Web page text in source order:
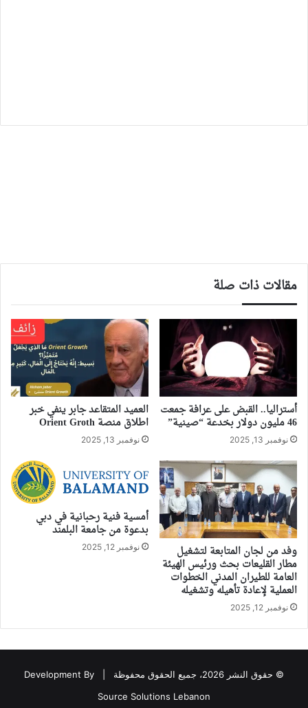
مقالات ذات صلة
أستراليا.. القبض على عرافة جمعت
46 مليون دولار بخدعة “صينية”
نوفمبر 13, 2025
العميد المتقاعد جابر ينفي خبر
اطلاق منصة Orient Groth
نوفمبر 13, 2025
وفد من لجان المتابعة لتشغيل
مطار القليعات بحث ورئيس الهيئة
العامة للطيران المدني الخطوات
العملية لإعادة تأهيله وتشغيله
نوفمبر 12, 2025
أمسية فنية رحبانية في دبي
بدعوة من جامعة البلمند
نوفمبر 12, 2025
© حقوق النشر 2026، جميع الحقوق محفوظة |
Development By
Source Solutions Lebanon